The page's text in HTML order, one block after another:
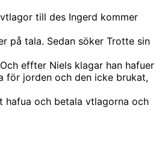
till des Ingerd kommer
på tala. Sedan söker Trotte sin
effter Niels klagar han hafuer
för jorden och den icke brukat,
hafua och betala vtlagorna och